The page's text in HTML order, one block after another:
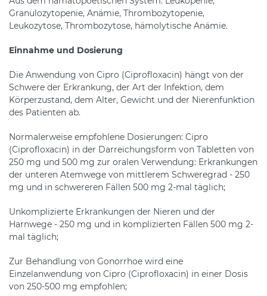
Granulozytopenie, Anämie, Thrombozytopenie,
Leukozytose, Thrombozytose, hämolytische Anämie.
Einnahme und Dosierung
Die Anwendung von Cipro (Ciprofloxacin) hängt von der
Schwere der Erkrankung, der Art der Infektion, dem
Körperzustand, dem Alter, Gewicht und der Nierenfunktion
des Patienten ab.
Normalerweise empfohlene Dosierungen: Cipro
(Ciprofloxacin) in der Darreichungsform von Tabletten von
250 mg und 500 mg zur oralen Verwendung: Erkrankungen
der unteren Atemwege von mittlerem Schweregrad - 250
mg und in schwereren Fällen 500 mg 2-mal täglich;
Unkomplizierte Erkrankungen der Nieren und der
Harnwege - 250 mg und in komplizierten Fällen 500 mg 2-
mal täglich;
Zur Behandlung von Gonorrhoe wird eine
Einzelanwendung von Cipro (Ciprofloxacin) in einer Dosis
von 250-500 mg empfohlen;